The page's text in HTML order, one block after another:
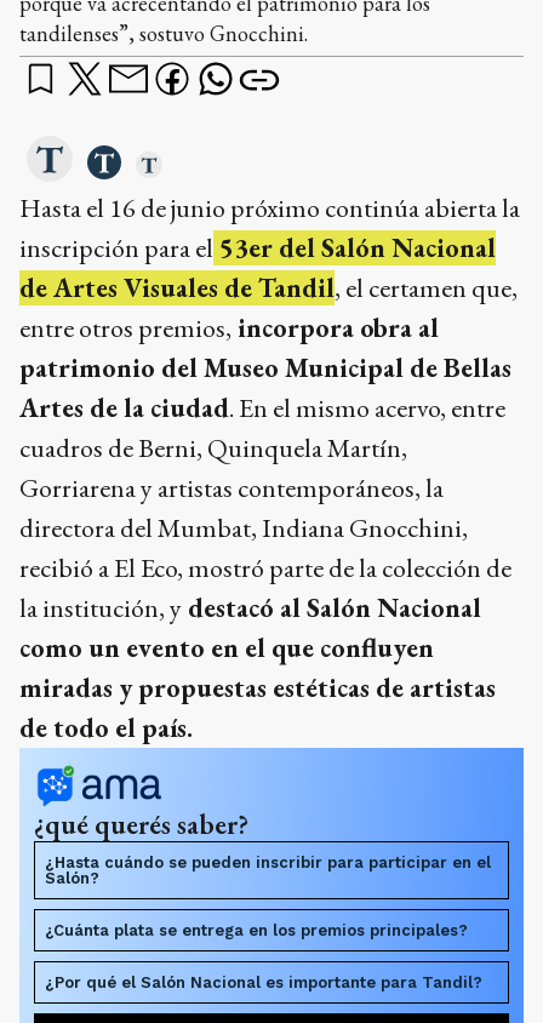
tandilenses”, sostuvo Gnocchini.
Hasta el 16 de junio próximo continúa abierta la
inscripción para el 53er del Salón Nacional
de Artes Visuales de Tandil, el certamen que,
entre otros premios, incorpora obra al
patrimonio del Museo Municipal de Bellas
Artes de la ciudad. En el mismo acervo, entre
cuadros de Berni, Quinquela Martín,
Gorriarena y artistas contemporáneos, la
directora del Mumbat, Indiana Gnocchini,
recibió a El Eco, mostró parte de la colección de
la institución, y destacó al Salón Nacional
como un evento en el que confluyen
miradas y propuestas estéticas de artistas
de todo el país.
¿qué querés saber?
¿Hasta cuándo se pueden inscribir para participar en el
Salón?
¿Cuánta plata se entrega en los premios principales?
¿Por qué el Salón Nacional es importante para Tandil?